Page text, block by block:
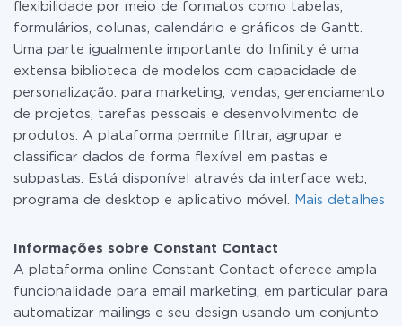
flexibilidade por meio de formatos como tabelas,
formulários, colunas, calendário e gráficos de Gantt.
Uma parte igualmente importante do Infinity é uma
extensa biblioteca de modelos com capacidade de
personalização: para marketing, vendas, gerenciamento
de projetos, tarefas pessoais e desenvolvimento de
produtos. A plataforma permite filtrar, agrupar e
classificar dados de forma flexível em pastas e
subpastas. Está disponível através da interface web,
programa de desktop e aplicativo móvel.
Mais detalhes
Informações sobre Constant Contact
A plataforma online Constant Contact oferece ampla
funcionalidade para email marketing, em particular para
automatizar mailings e seu design usando um conjunto